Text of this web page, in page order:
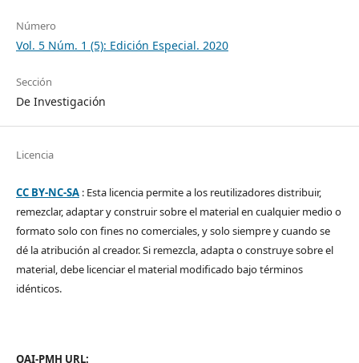
Número
Vol. 5 Núm. 1 (5): Edición Especial. 2020
Sección
De Investigación
Licencia
CC BY-NC-SA: Esta licencia permite a los reutilizadores distribuir,
remezclar, adaptar y construir sobre el material en cualquier medio o
formato solo con fines no comerciales, y solo siempre y cuando se
dé la atribución al creador. Si remezcla, adapta o construye sobre el
material, debe licenciar el material modificado bajo términos
idénticos.
OAI-PMH URL: